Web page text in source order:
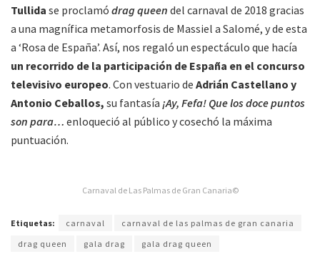
Tullida se proclamó drag queen del carnaval de 2018 gracias
a una magnífica metamorfosis de Massiel a Salomé, y de esta
a ‘Rosa de España’. Así, nos regaló un espectáculo que hacía
un recorrido de la participación de España en el concurso
televisivo europeo. Con vestuario de Adrián Castellano y
Antonio Ceballos, su fantasía ¡Ay, Fefa! Que los doce puntos
son para… enloqueció al público y cosechó la máxima
puntuación.
Carnaval de Las Palmas de Gran Canaria©
Etiquetas: carnaval
carnaval de las palmas de gran canaria
drag queen
gala drag gala drag queen